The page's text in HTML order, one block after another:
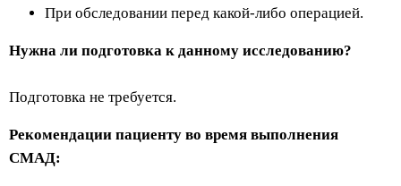
При обследовании перед какой-либо операцией.
Нужна ли подготовка к данному исследованию?
Подготовка не требуется.
Рекомендации пациенту во время выполнения
СМАД: